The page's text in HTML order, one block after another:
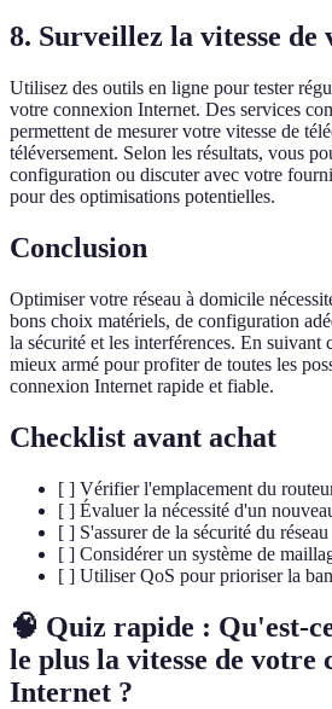
8. Surveillez la vitesse de
Utilisez des outils en ligne pour tester
votre connexion Internet. Des services
permettent de mesurer votre vitesse de
téléversement. Selon les résultats, vous
configuration ou discuter avec votre
pour des optimisations potentielles.
Conclusion
Optimiser votre réseau à domicile
bons choix matériels, de configuration
la sécurité et les interférences. En suivant
mieux armé pour profiter de toutes les
connexion Internet rapide et fiable.
Checklist avant achat
[ ] Vérifier l'emplacement du
[ ] Évaluer la nécessité d'un
[ ] S'assurer de la sécurité du réseau
[ ] Considérer un système de
[ ] Utiliser QoS pour prioriser la
🧠 Quiz rapide : Qu'est-
le plus la vitesse de votre
Internet ?